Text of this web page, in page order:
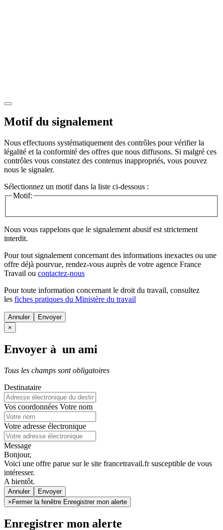
Motif du signalement
Nous effectuons systématiquement des contrôles pour vérifier la
légalité et la conformité des offres que nous diffusons. Si malgré ces
contrôles vous constatez des contenus inappropriés, vous pouvez
nous le signaler.
Sélectionnez un motif dans la liste ci-dessous :
Motif:
Nous vous rappelons que le signalement abusif est strictement
interdit.
Pour tout signalement concernant des informations inexactes ou une
offre déjà pourvue, rendez-vous auprès de votre agence France
Travail ou contactez-nous
Pour toute information concernant le droit du travail, consultez
les fiches pratiques du Ministère du travail
Annuler
×
Envoyer à un ami
Tous les champs sont obligatoires
Destinataire
Vos coordonnées Votre nom
Votre adresse électronique
Message
Bonjour,
Voici une offre parue sur le site francetravail.fr susceptible de vous
intéresser.
A bientôt.
Annuler
× Fermer la fenêtre Enregistrer mon alerte
Enregistrer mon alerte